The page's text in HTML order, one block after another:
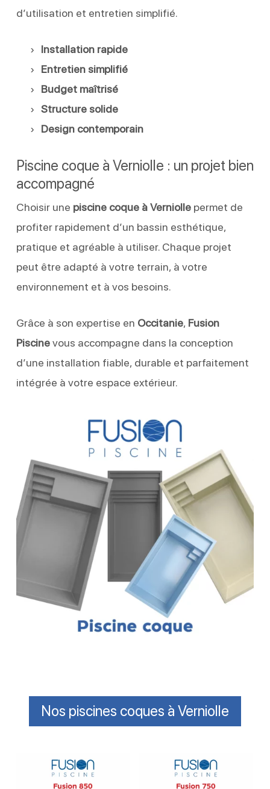
d’utilisation et entretien simplifié.
Installation rapide
Entretien simplifié
Budget maîtrisé
Structure solide
Design contemporain
Piscine coque à Verniolle : un projet bien
accompagné
Choisir une piscine coque à Verniollepermet de
profiter rapidement d’un bassin esthétique,
pratique et agréable à utiliser. Chaque projet
peut être adapté à votre terrain, à votre
environnement et à vos besoins.
Grâce à son expertise en Occitanie, Fusion
Piscinevous accompagne dans la conception
d’une installation fiable, durable et parfaitement
intégrée à votre espace extérieur.
Nos piscines coques à Verniolle